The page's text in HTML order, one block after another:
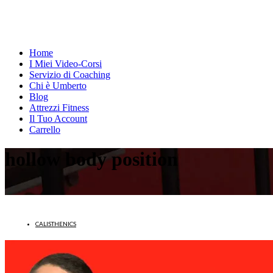
Home
I Miei Video-Corsi
Servizio di Coaching
Chi è Umberto
Blog
Attrezzi Fitness
Il Tuo Account
Carrello
hollow body position
CALISTHENICS